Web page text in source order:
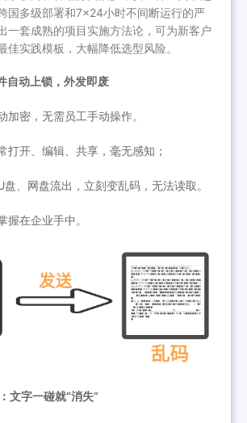
国多级部署和7×24小时不间断运行的严
一套成熟的项目实施方法论，可为新客户
佳实践模板，大幅降低选型风险。
自动上锁，外发即废
加密，无需员工手动操作。
打开、编辑、共享，毫无感知；
、网盘流出，立刻变乱码，无法读取。
握在企业手中。
文字一碰就“消失”